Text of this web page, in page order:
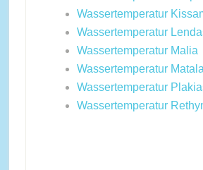
Wassertemperatur
Wassertemperatur
Wassertemperatur Malia
Wassertemperatur Matala
Wassertemperatur
Wassertemperatur